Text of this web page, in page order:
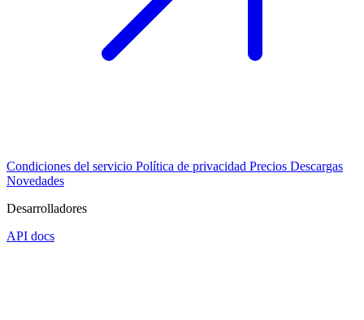
Condiciones del servicio Política de privacidad Precios Descargas
Novedades
Desarrolladores
API docs